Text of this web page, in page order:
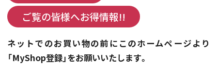
ご覧の皆様へお得情報!!
ネットでのお買い物の前にこのホームページより
「MyShop登録」をお願いいたします。